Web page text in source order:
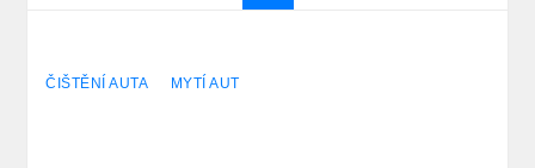
ČIŠTĚNÍ AUTA MYTÍ AUT